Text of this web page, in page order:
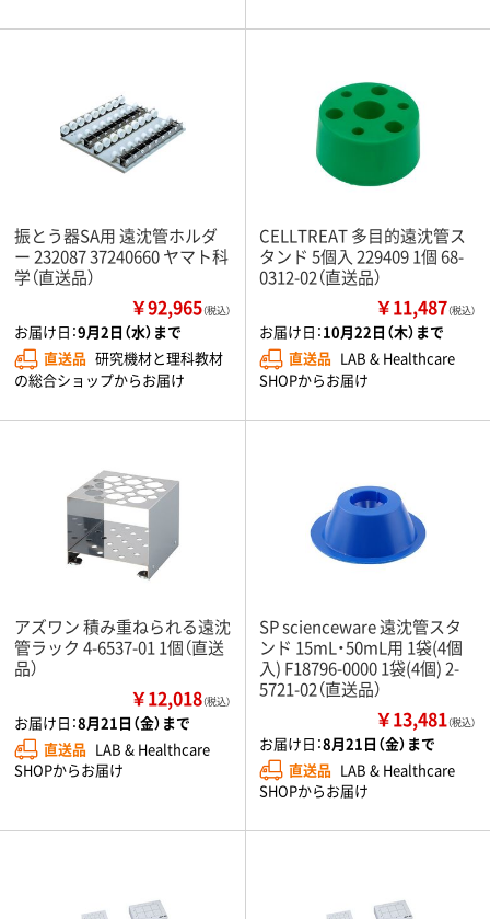
振とう器SA用 遠沈管ホルダ
ー 232087 37240660 ヤマト科
学（直送品）
￥92,965（税込）
お届け日：9月2日（水）まで
直送品 研究機材と理科教材
の総合ショップからお届け
CELLTREAT 多目的遠沈管ス
タンド 5個入 229409 1個 68-
0312-02（直送品）
￥11,487（税込）
お届け日：10月22日（木）まで
直送品 LAB & Healthcare
SHOPからお届け
アズワン 積み重ねられる遠沈
管ラック 4-6537-01 1個（直送
品）
￥12,018（税込）
お届け日：8月21日（金）まで
直送品 LAB & Healthcare
SHOPからお届け
SP scienceware 遠沈管スタ
ンド 15mL・50mL用 1袋(4個
入) F18796-0000 1袋(4個) 2-
5721-02（直送品）
￥13,481（税込）
お届け日：8月21日（金）まで
直送品 LAB & Healthcare
SHOPからお届け